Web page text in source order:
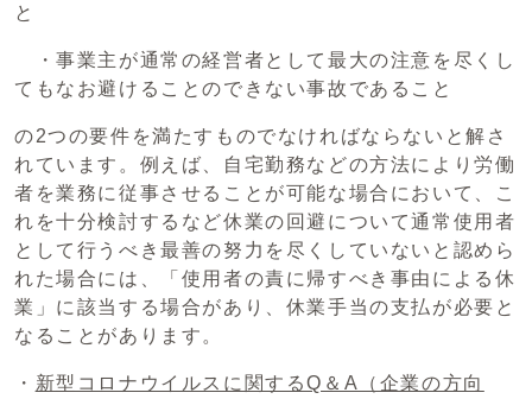
と
・事業主が通常の経営者として最大の注意を尽くし
てもなお避けることのできない事故であること
の2つの要件を満たすものでなければならないと解さ
れています。例えば、自宅勤務などの方法により労働
者を業務に従事させることが可能な場合において、こ
れを十分検討するなど休業の回避について通常使用者
として行うべき最善の努力を尽くしていないと認めら
れた場合には、「使用者の責に帰すべき事由による休
業」に該当する場合があり、休業手当の支払が必要と
なることがあります。
・ 新型コロナウイルスに関するQ＆A（企業の方向